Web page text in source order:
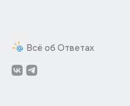
Всё об Ответах